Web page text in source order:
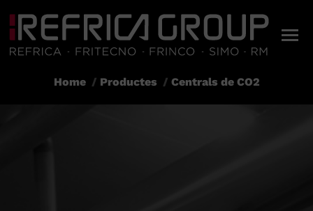
You are here:
Home Productes Centrals de CO2